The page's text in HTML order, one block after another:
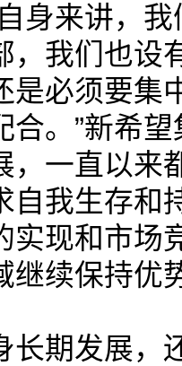
身来讲，
，我们也设
是必须要集
合。”新希
，一直以来
自我生存和
实现和市场
继续保持优
长期发展，